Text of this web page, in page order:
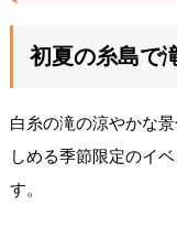
初夏の糸島で
白糸の滝の涼やかな
しめる季節限定のイ
す。